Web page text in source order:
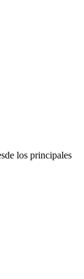
los principales